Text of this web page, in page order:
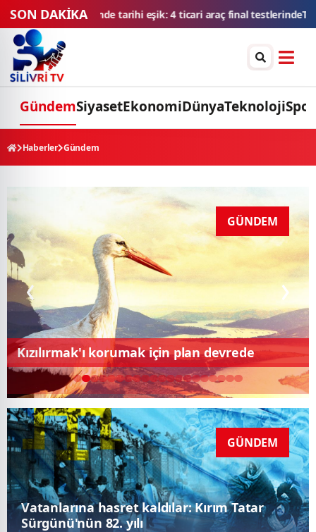
SON DAKİKA
TMSF, 106 aracı ihaleyle satışa sunacakDüğün
GündemSiyasetEkonomiDünyaTeknolojiSpor
Haberler Gündem
GÜNDEM
Vatanlarına hasret kaldılar: Kırım Tatar
Sürgünü'nün 82. yılı
GÜNDEM
Tekirdağ'da şehitlerimizin cenaze namazı
kılındı